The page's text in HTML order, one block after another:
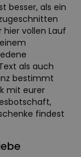
besser, als ein
hier vollen Lauf
als auch
bestimmt
mit eurer
findest